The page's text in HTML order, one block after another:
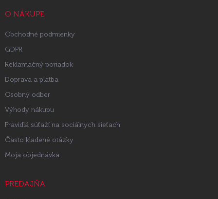
O NÁKUPE
Obchodné podmienky
GDPR
Reklamačný poriadok
Doprava a platba
Osobný odber
Výhody nákupu
Pravidlá súťaží na sociálnych sieťach
Často kladené otázky
Moja objednávka
PREDAJŇA